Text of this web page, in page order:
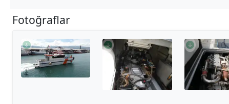
Fotoğraflar